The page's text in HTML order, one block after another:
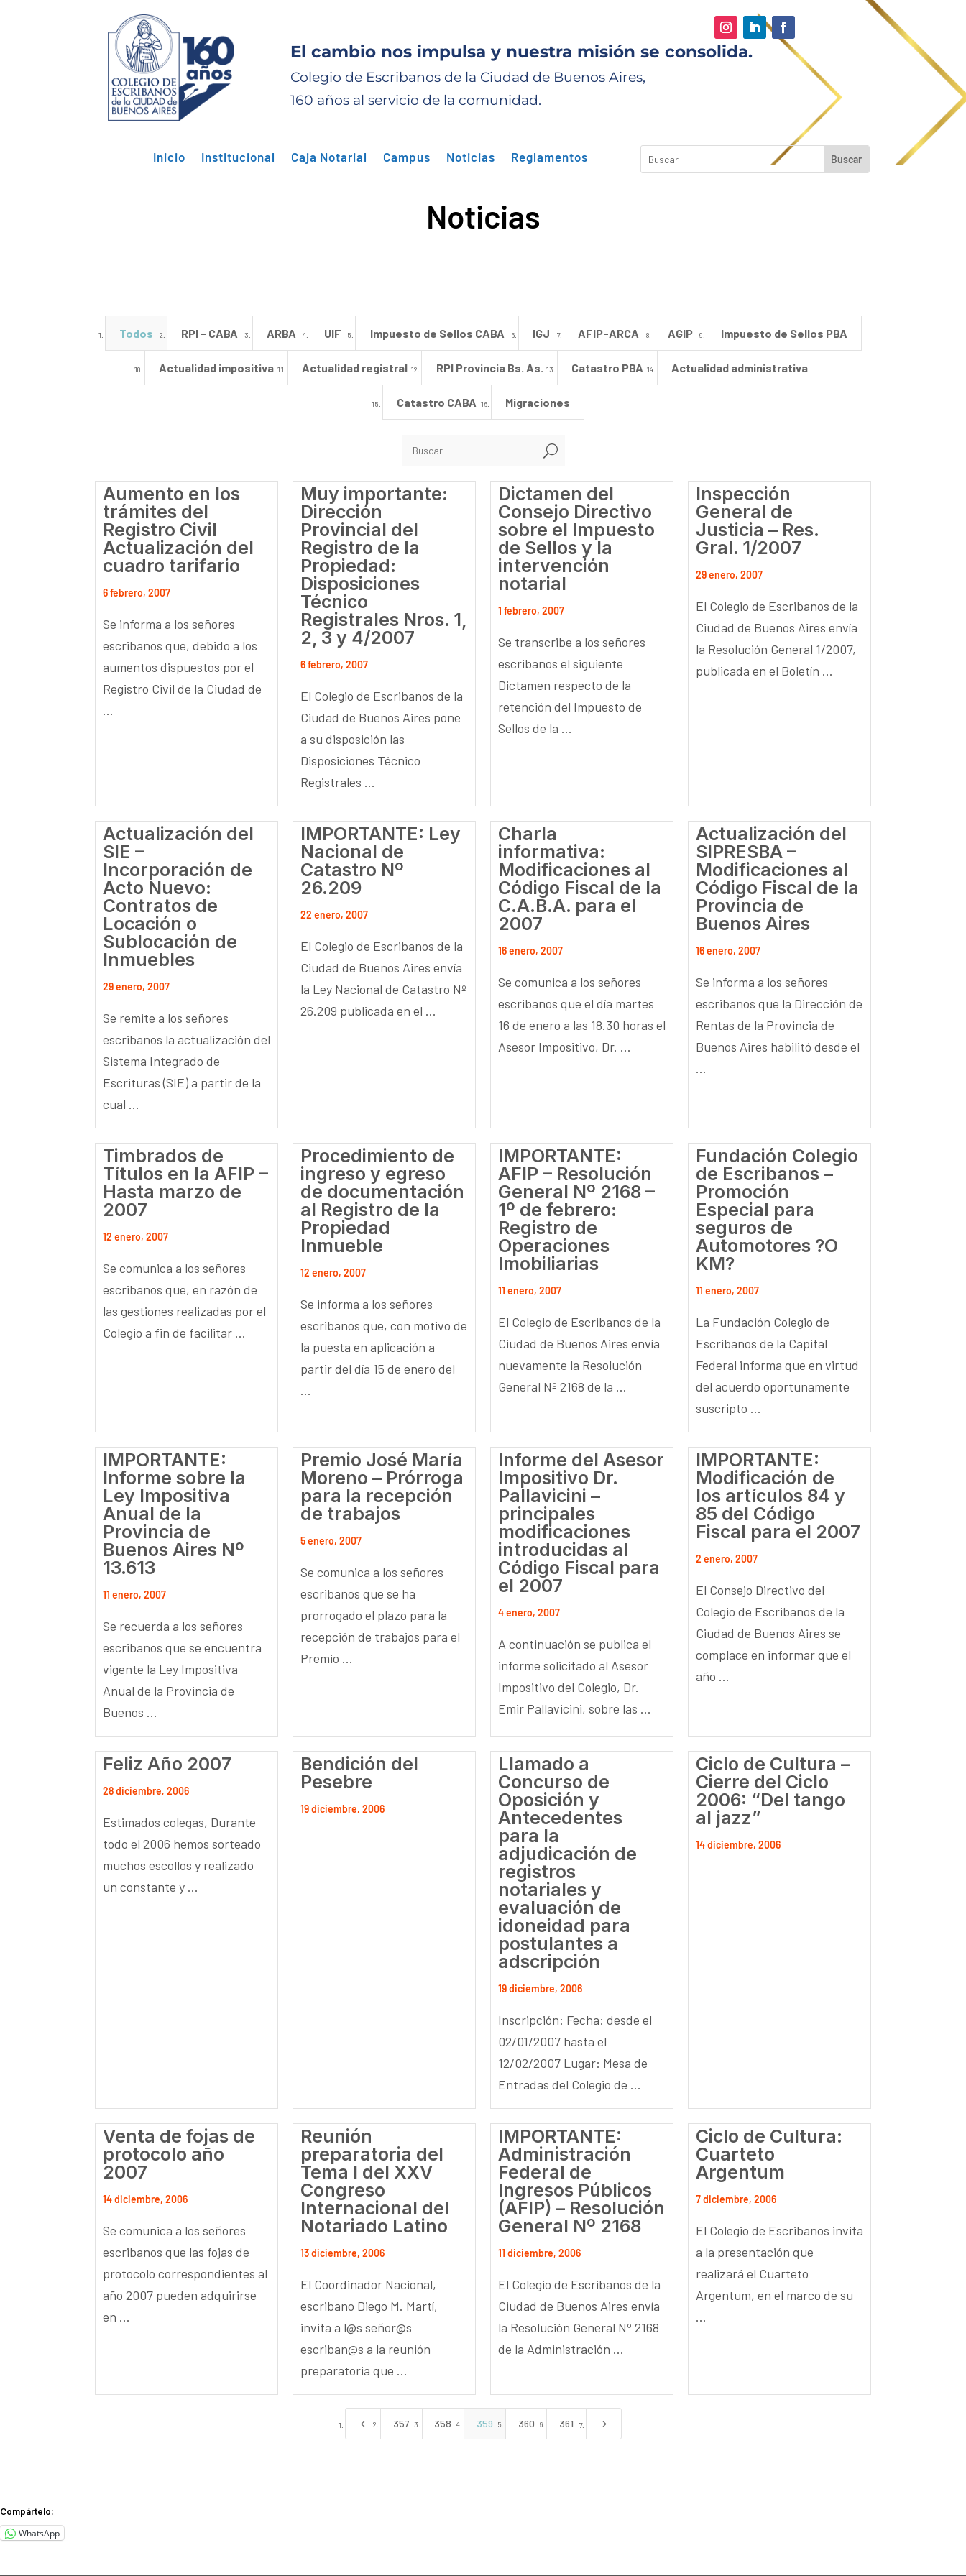
El cambio nos impulsa y nuestra misión se consolida.
Colegio de Escribanos de la Ciudad de Buenos Aires,
160 años al servicio de la comunidad.
Inicio Institucional Caja Notarial Campus Noticias Reglamentos
Noticias
Todos RPI - CABA ARBA UIF Impuesto de Sellos CABA IGJ AFIP-ARCA AGIP Impuesto de Sellos PBA
Actualidad impositiva Actualidad registral RPI Provincia Bs. As. Catastro PBA Actualidad administrativa
Catastro CABA Migraciones
U
Aumento en los
trámites del
Registro Civil
Actualización del
cuadro tarifario
6 febrero, 2007
Se informa a los señores
escribanos que, debido a los
aumentos dispuestos por el
Registro Civil de la Ciudad de
...
Muy importante:
Dirección
Provincial del
Registro de la
Propiedad:
Disposiciones
Técnico
Registrales Nros. 1,
2, 3 y 4/2007
6 febrero, 2007
El Colegio de Escribanos de la
Ciudad de Buenos Aires pone
a su disposición las
Disposiciones Técnico
Registrales ...
Dictamen del
Consejo Directivo
sobre el Impuesto
de Sellos y la
intervención
notarial
1 febrero, 2007
Se transcribe a los señores
escribanos el siguiente
Dictamen respecto de la
retención del Impuesto de
Sellos de la ...
Inspección
General de
Justicia – Res.
Gral. 1/2007
29 enero, 2007
El Colegio de Escribanos de la
Ciudad de Buenos Aires envía
la Resolución General 1/2007,
publicada en el Boletín ...
Actualización del
SIE –
Incorporación de
Acto Nuevo:
Contratos de
Locación o
Sublocación de
Inmuebles
29 enero, 2007
Se remite a los señores
escribanos la actualización del
Sistema Integrado de
Escrituras (SIE) a partir de la
cual ...
IMPORTANTE: Ley
Nacional de
Catastro Nº
26.209
22 enero, 2007
El Colegio de Escribanos de la
Ciudad de Buenos Aires envía
la Ley Nacional de Catastro Nº
26.209 publicada en el ...
Charla
informativa:
Modificaciones al
Código Fiscal de la
C.A.B.A. para el
2007
16 enero, 2007
Se comunica a los señores
escribanos que el día martes
16 de enero a las 18.30 horas el
Asesor Impositivo, Dr. ...
Actualización del
SIPRESBA –
Modificaciones al
Código Fiscal de la
Provincia de
Buenos Aires
16 enero, 2007
Se informa a los señores
escribanos que la Dirección de
Rentas de la Provincia de
Buenos Aires habilitó desde el
...
Timbrados de
Títulos en la AFIP –
Hasta marzo de
2007
12 enero, 2007
Se comunica a los señores
escribanos que, en razón de
las gestiones realizadas por el
Colegio a fin de facilitar ...
Procedimiento de
ingreso y egreso
de documentación
al Registro de la
Propiedad
Inmueble
12 enero, 2007
Se informa a los señores
escribanos que, con motivo de
la puesta en aplicación a
partir del día 15 de enero del
...
IMPORTANTE:
AFIP – Resolución
General Nº 2168 –
1º de febrero:
Registro de
Operaciones
Imobiliarias
11 enero, 2007
El Colegio de Escribanos de la
Ciudad de Buenos Aires envía
nuevamente la Resolución
General Nº 2168 de la ...
Fundación Colegio
de Escribanos –
Promoción
Especial para
seguros de
Automotores ?O
KM?
11 enero, 2007
La Fundación Colegio de
Escribanos de la Capital
Federal informa que en virtud
del acuerdo oportunamente
suscripto ...
IMPORTANTE:
Informe sobre la
Ley Impositiva
Anual de la
Provincia de
Buenos Aires Nº
13.613
11 enero, 2007
Se recuerda a los señores
escribanos que se encuentra
vigente la Ley Impositiva
Anual de la Provincia de
Buenos ...
Premio José María
Moreno – Prórroga
para la recepción
de trabajos
5 enero, 2007
Se comunica a los señores
escribanos que se ha
prorrogado el plazo para la
recepción de trabajos para el
Premio ...
Informe del Asesor
Impositivo Dr.
Pallavicini –
principales
modificaciones
introducidas al
Código Fiscal para
el 2007
4 enero, 2007
A continuación se publica el
informe solicitado al Asesor
Impositivo del Colegio, Dr.
Emir Pallavicini, sobre las ...
IMPORTANTE:
Modificación de
los artículos 84 y
85 del Código
Fiscal para el 2007
2 enero, 2007
El Consejo Directivo del
Colegio de Escribanos de la
Ciudad de Buenos Aires se
complace en informar que el
año ...
Feliz Año 2007
28 diciembre, 2006
Estimados colegas, Durante
todo el 2006 hemos sorteado
muchos escollos y realizado
un constante y ...
Bendición del
Pesebre
19 diciembre, 2006
Llamado a
Concurso de
Oposición y
Antecedentes
para la
adjudicación de
registros
notariales y
evaluación de
idoneidad para
postulantes a
adscripción
19 diciembre, 2006
Inscripción: Fecha: desde el
02/01/2007 hasta el
12/02/2007 Lugar: Mesa de
Entradas del Colegio de ...
Ciclo de Cultura –
Cierre del Ciclo
2006: “Del tango
al jazz”
14 diciembre, 2006
Venta de fojas de
protocolo año
2007
14 diciembre, 2006
Se comunica a los señores
escribanos que las fojas de
protocolo correspondientes al
año 2007 pueden adquirirse
en ...
Reunión
preparatoria del
Tema I del XXV
Congreso
Internacional del
Notariado Latino
13 diciembre, 2006
El Coordinador Nacional,
escribano Diego M. Martí,
invita a l@s señor@s
escriban@s a la reunión
preparatoria que ...
IMPORTANTE:
Administración
Federal de
Ingresos Públicos
(AFIP) – Resolución
General Nº 2168
11 diciembre, 2006
El Colegio de Escribanos de la
Ciudad de Buenos Aires envía
la Resolución General Nº 2168
de la Administración ...
Ciclo de Cultura:
Cuarteto
Argentum
7 diciembre, 2006
El Colegio de Escribanos invita
a la presentación que
realizará el Cuarteto
Argentum, en el marco de su
...
4 357 358 359 360 361 5
Compártelo:
WhatsApp